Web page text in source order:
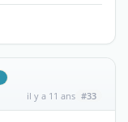
il y a 11 ans #33